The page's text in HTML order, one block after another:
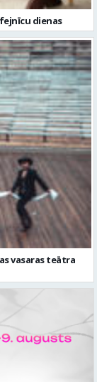
dienas
vasaras teātra